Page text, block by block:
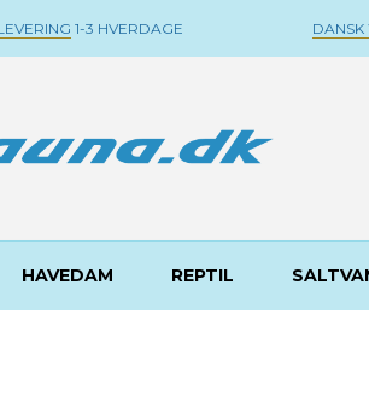
1-3 HVERDAGE DANSK
HAVEDAM REPTIL